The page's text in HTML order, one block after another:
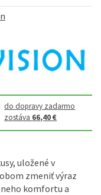
do dopravy zadarmo
zostáva 66,40 €
uložené v
zmeniť výraz
komfortu a